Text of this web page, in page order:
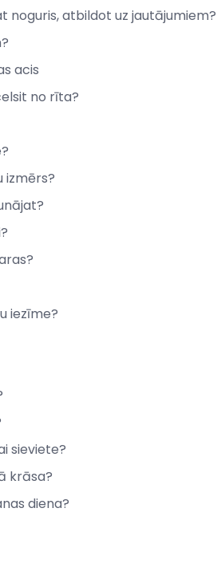
noguris, atbildot uz jautājumiem?
acis
no rīta?
izmērs?
iezīme?
sieviete?
krāsa?
diena?